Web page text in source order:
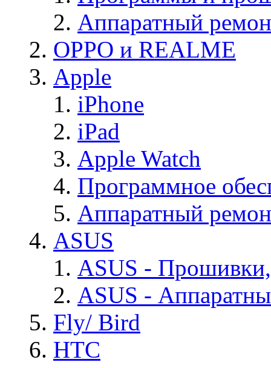
Аппаратный
OPPO и REALME
Apple
iPhone
iPad
Apple Watch
Программное
Аппаратный
ASUS
ASUS -
ASUS -
Fly/ Bird
HTC